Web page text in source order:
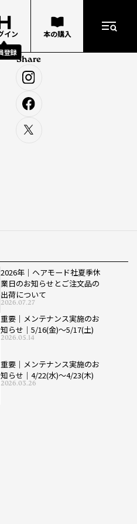
イン
登録
本の購入
Share
2026年｜ヘアモード社夏季休
業日のお知らせとご注文品の
出荷について
2026.07.27
重要｜メンテナンス実施のお
知らせ｜5/16(金)〜5/17(土)
2026.05.14
重要｜メンテナンス実施のお
知らせ｜4/22(水)〜4/23(木)
2026.03.26